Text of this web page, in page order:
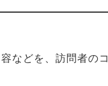
などを、訪問者の